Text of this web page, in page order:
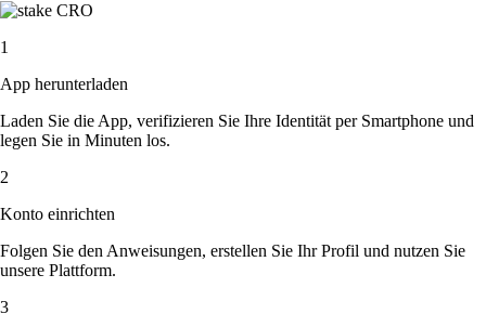
1
App herunterladen
Laden Sie die App, verifizieren Sie Ihre Identität per Smartphone und
legen Sie in Minuten los.
2
Konto einrichten
Folgen Sie den Anweisungen, erstellen Sie Ihr Profil und nutzen Sie
unsere Plattform.
3